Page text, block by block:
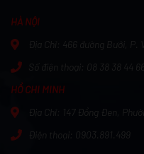
HÀ NỘI
466 đường Bưởi, P.
Số điện thoại:
08 38 38 44 66
HỒ CHI MINH
Địa Chỉ:
147 Đồng Đen,
Điện thoại: 0903.891.499